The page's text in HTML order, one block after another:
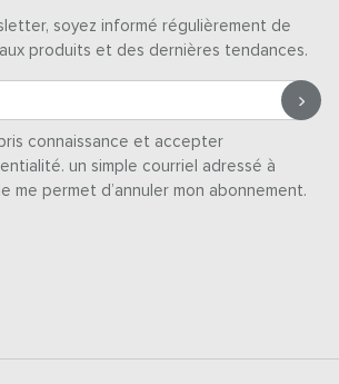
soyez informé régulièrement de
produits et des dernières tendances.
connaissance et accepter
. un simple courriel adressé à
me permet d’annuler mon abonnement.